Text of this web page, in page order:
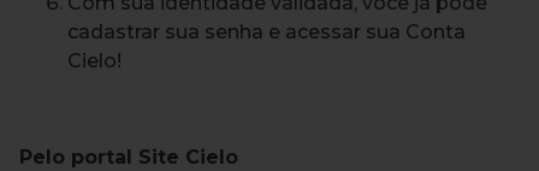
cadastrar sua senha e acessar sua Conta
Cielo!
Pelo portal Site Cielo